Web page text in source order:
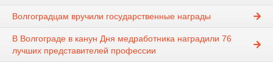
Волгоградцам вручили государственные награды
В Волгограде в канун Дня медработника наградили 76
лучших представителей профессии